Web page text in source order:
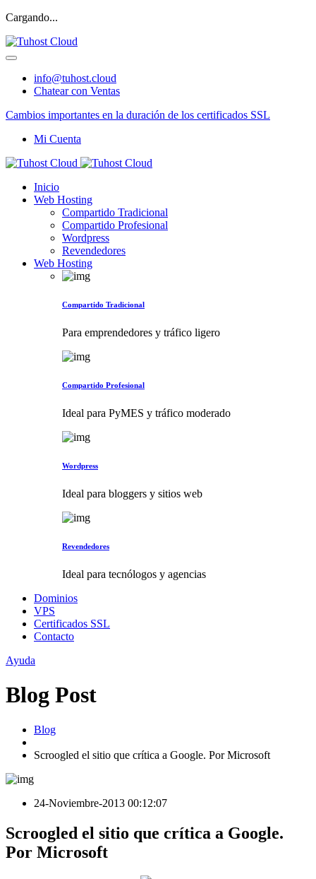
Cargando...
info@tuhost.cloud
Chatear con Ventas
Cambios importantes en la duración de los certificados SSL
Mi Cuenta
Inicio
Web Hosting
Compartido Tradicional
Compartido Profesional
Wordpress
Revendedores
Web Hosting
Compartido Tradicional
Para emprendedores y tráfico ligero
Compartido Profesional
Ideal para PyMES y tráfico moderado
Wordpress
Ideal para bloggers y sitios web
Revendedores
Ideal para tecnólogos y agencias
Dominios
VPS
Certificados SSL
Contacto
Ayuda
Blog Post
Blog
Scroogled el sitio que crítica a Google. Por Microsoft
24-Noviembre-2013 00:12:07
Scroogled el sitio que crítica a Google.
Por Microsoft